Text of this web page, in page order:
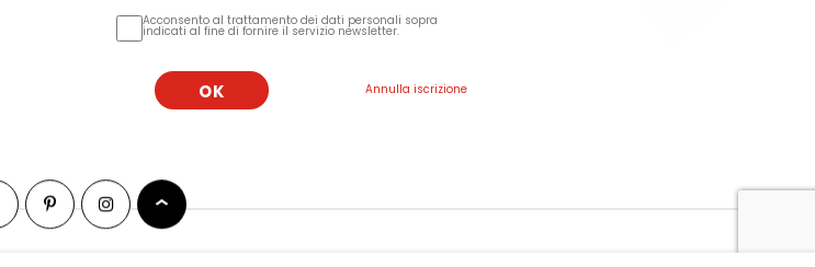
Acconsento al trattamento dei dati personali sopra
indicati al fine di fornire il servizio newsletter.